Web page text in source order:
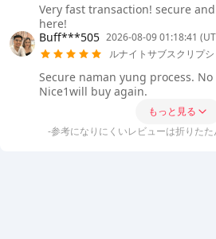
Very fast transaction! secure
here!
Buff***505 2026-08-09 01:18:41
ルナイトサブスクリプ
Secure naman yung process.
Nice1will buy again.
もっと見る
-参考になりにくいレビューは折りた